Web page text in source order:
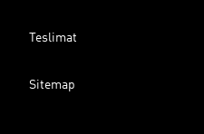
Teslimat
Sitemap